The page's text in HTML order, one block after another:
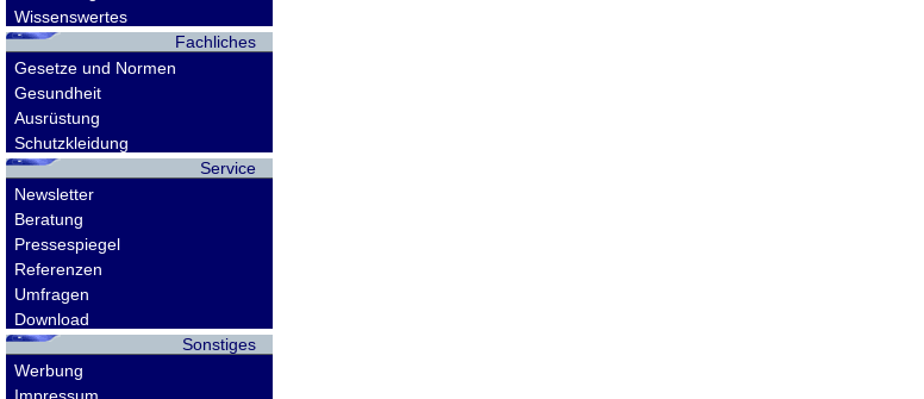
Wissenswertes
Fachliches
Gesetze und Normen
Gesundheit
Ausrüstung
Schutzkleidung
Service
Newsletter
Beratung
Pressespiegel
Referenzen
Umfragen
Download
Sonstiges
Werbung